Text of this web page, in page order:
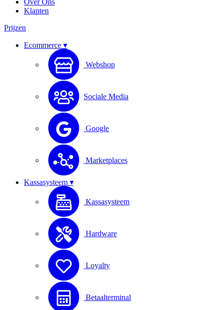
Klanten
Prijzen
Ecommerce ▾
Webshop
Sociale Media
Google
Marketplaces
Kassasysteem ▾
Kassasysteem
Hardware
Loyalty
Betaalterminal